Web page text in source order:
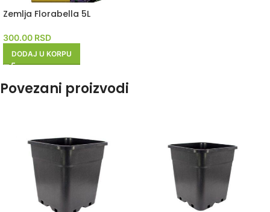
Zemlja Florabella 5L
300.00 RSD
DODAJ U KORPU
Povezani proizvodi